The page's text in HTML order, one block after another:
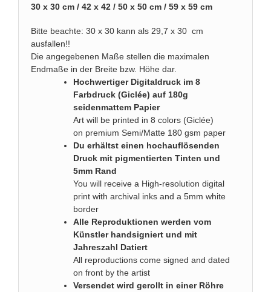
30 x 30 cm / 42 x 42 / 50 x 50 cm / 59 x 59 cm
Bitte beachte: 30 x 30 kann als 29,7 x 30 cm
ausfallen!!
Die angegebenen Maße stellen die maximalen
Endmaße in der Breite bzw. Höhe dar.
Hochwertiger Digitaldruck im 8
Farbdruck (Giclée) auf 180g
seidenmattem Papier
Art will be printed in 8 colors (Giclée)
on premium Semi/Matte 180 gsm paper
Du erhältst einen hochauflösenden
Druck mit pigmentierten Tinten und
5mm Rand
You will receive a High-resolution digital
print with archival inks and a 5mm white
border
Alle Reproduktionen werden vom
Künstler handsigniert und mit
Jahreszahl Datiert
All reproductions come signed and dated
on front by the artist
Versendet wird gerollt in einer Röhre